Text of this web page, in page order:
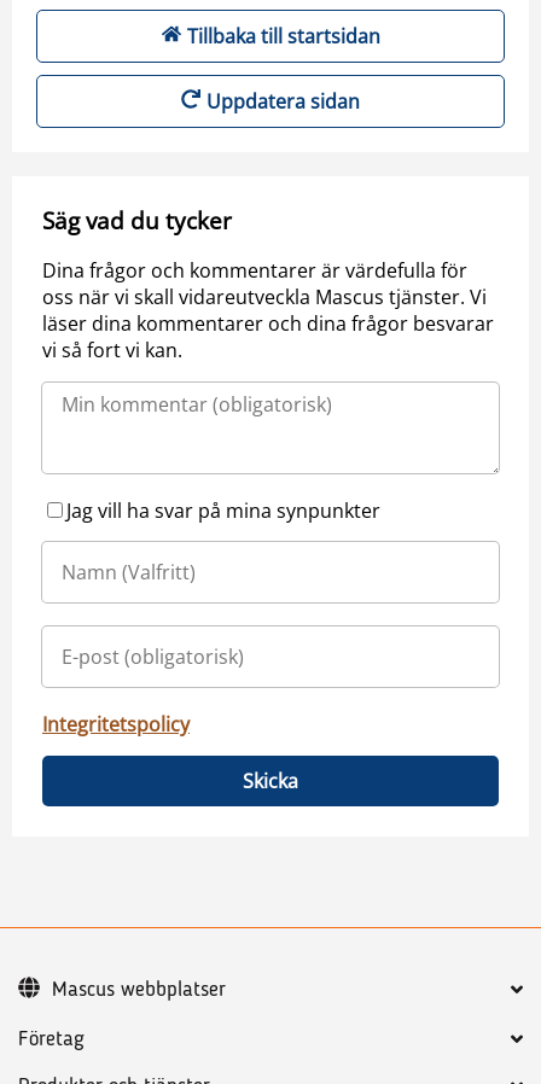
Tillbaka till startsidan
Uppdatera sidan
Säg vad du tycker
Dina frågor och kommentarer är värdefulla för
oss när vi skall vidareutveckla Mascus tjänster. Vi
läser dina kommentarer och dina frågor besvarar
vi så fort vi kan.
Jag vill ha svar på mina synpunkter
Integritetspolicy
Skicka
Företag
Mascus webbplatser